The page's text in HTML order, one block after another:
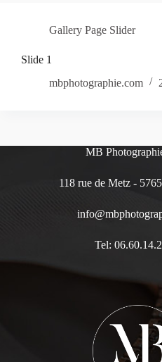
Gallery Page Slider
Slide 1
mbphotographie.com
MB
118 rue de Metz -
Tel: